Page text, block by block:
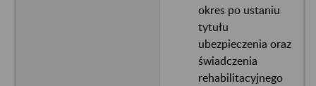
okres po ustaniu
tytułu
ubezpieczenia oraz
świadczenia
rehabilitacyjnego